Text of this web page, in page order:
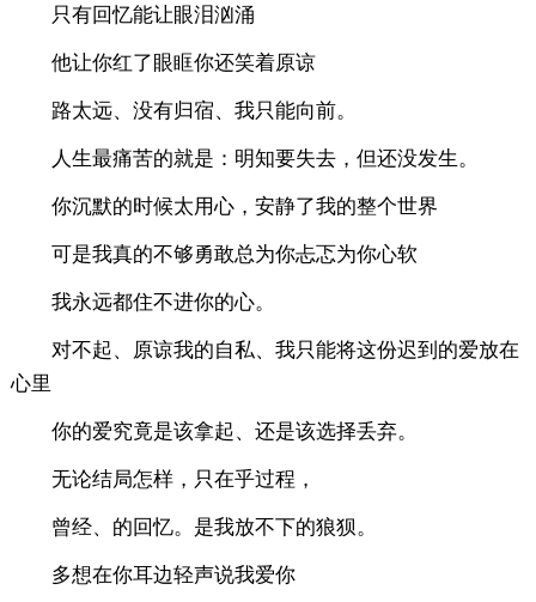
只有回忆能让眼泪汹涌
他让你红了眼眶你还笑着原谅
路太远、没有归宿、我只能向前。
人生最痛苦的就是：明知要失去，但还没发生。
你沉默的时候太用心，安静了我的整个世界
可是我真的不够勇敢总为你忐忑为你心软
我永远都住不进你的心。
对不起、原谅我的自私、我只能将这份迟到的爱放在
心里
你的爱究竟是该拿起、还是该选择丢弃。
无论结局怎样，只在乎过程，
曾经、的回忆。是我放不下的狼狈。
多想在你耳边轻声说我爱你